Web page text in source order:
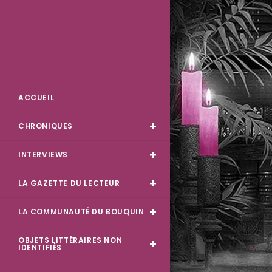
Skip
to
content
ACCUEIL
CHRONIQUES
INTERVIEWS
LA GAZETTE DU LECTEUR
LA COMMUNAUTÉ DU BOUQUIN
OBJETS LITTÉRAIRES NON
IDENTIFIÉS